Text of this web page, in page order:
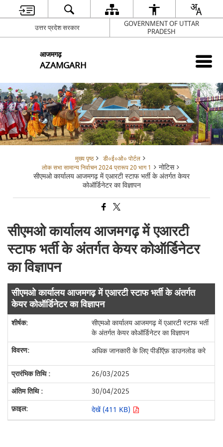
उत्तर प्रदेश सरकार
GOVERNMENT OF UTTAR
PRADESH
आजमगढ़
AZAMGARH
मुख्य पृष्ठ
डी०ई०ओ० पोर्टल
लोक सभा सामान्य निर्वाचन 2024 प्रारूप 20 भाग 1
नोटिस
सीएमओ कार्यालय आजमगढ़ में एआरटी स्टाफ भर्ती के अंतर्गत केयर
कोऑर्डिनेटर का विज्ञापन
सीएमओ कार्यालय आजमगढ़ में एआरटी
स्टाफ भर्ती के अंतर्गत केयर कोऑर्डिनेटर
का विज्ञापन
सीएमओ कार्यालय आजमगढ़ में एआरटी स्टाफ भर्ती के अंतर्गत
केयर कोऑर्डिनेटर का विज्ञापन
सीएमओ कार्यालय आजमगढ़ में एआरटी स्टाफ भर्ती
के अंतर्गत केयर कोऑर्डिनेटर का विज्ञापन
अधिक जानकारी के लिए पीडीऍफ़ डाउनलोड करे
26/03/2025
30/04/2025
देखें (411 KB)